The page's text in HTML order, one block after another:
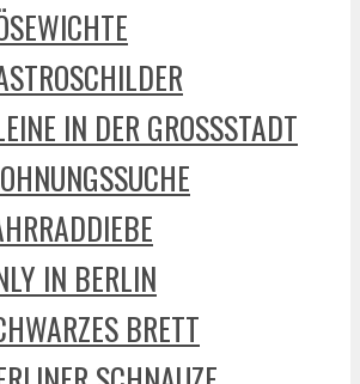
IN DER GROSSSTADT
IN BERLIN
BRETT